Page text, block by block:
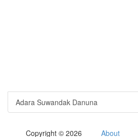
Adara Suwandak Danuna
Copyright © 2026 About